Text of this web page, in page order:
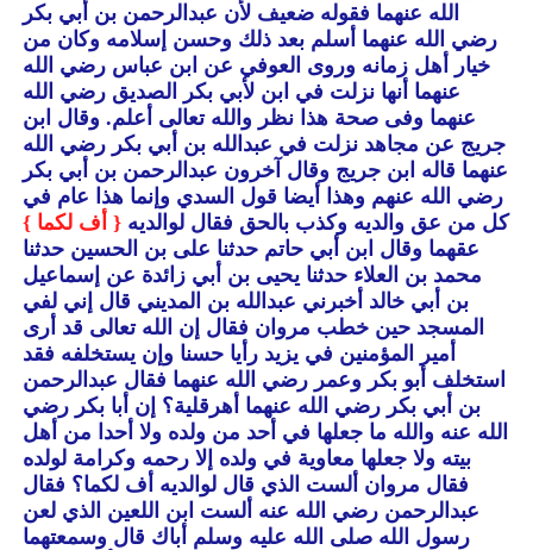
الله عنهما فقوله ضعيف لأن عبدالرحمن بن أبي بكر
رضي الله عنهما أسلم بعد ذلك وحسن إسلامه وكان من
خيار أهل زمانه وروى العوفي عن ابن عباس رضي الله
عنهما أنها نزلت في ابن لأبي بكر الصديق رضي الله
عنهما وفى صحة هذا نظر والله تعالى أعلم.وقال ابن
جريج عن مجاهد نزلت في عبدالله بن أبي بكر رضي الله
عنهما قاله ابن جريج وقال آخرون عبدالرحمن بن أبي بكر
رضي الله عنهم وهذا أيضا قول السدي وإنما هذا عام في
كل من عق والديه وكذب بالحق فقال لوالديه { أف لكما }
عقهما وقال ابن أبي حاتم حدثنا على بن الحسين حدثنا
محمد بن العلاء حدثنا يحيى بن أبي زائدة عن إسماعيل
بن أبي خالد أخبرني عبدالله بن المديني قال إني لفي
المسجد حين خطب مروان فقال إن الله تعالى قد أرى
أمير المؤمنين في يزيد رأيا حسنا وإن يستخلفه فقد
استخلف أبو بكر وعمر رضي الله عنهما فقال عبدالرحمن
بن أبي بكر رضي الله عنهما أهرقلية؟ إن أبا بكر رضي
الله عنه والله ما جعلها في أحد من ولده ولا أحدا من أهل
بيته ولا جعلها معاوية في ولده إلا رحمه وكرامة لولده
فقال مروان ألست الذي قال لوالديه أف لكما؟ فقال
عبدالرحمن رضي الله عنه ألست ابن اللعين الذي لعن
رسول الله صلى الله عليه وسلم أباك قال وسمعتهما